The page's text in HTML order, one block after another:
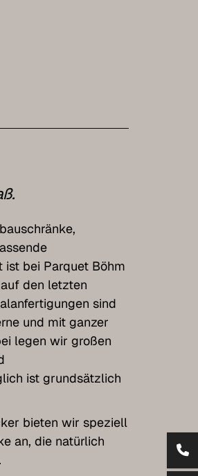
ist bei Parquet Böhm
den letzten
sind
und mit ganzer
legen wir großen
ist grundsätzlich
bieten wir speziell
an, die natürlich